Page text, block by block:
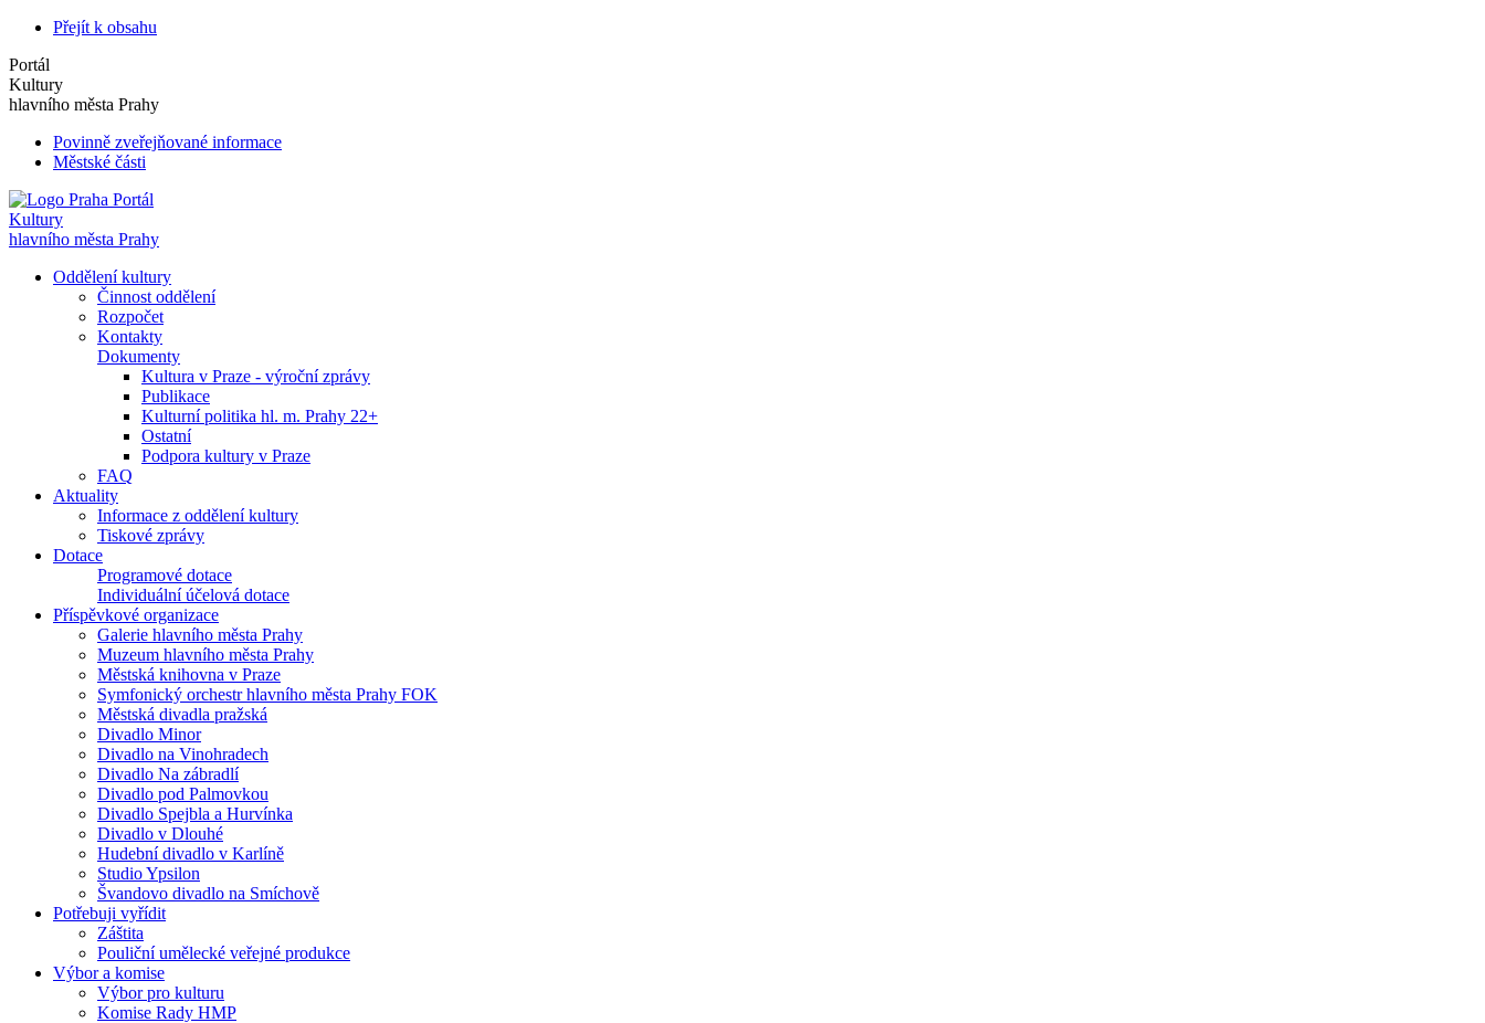
Přejít k obsahu
Portál
Kultury
hlavního města Prahy
Povinně zveřejňované informace
Městské části
Portál
Kultury
hlavního města Prahy
Oddělení kultury
Činnost oddělení
Rozpočet
Kontakty
Dokumenty
Kultura v Praze - výroční zprávy
Publikace
Kulturní politika hl. m. Prahy 22+
Ostatní
Podpora kultury v Praze
FAQ
Aktuality
Informace z oddělení kultury
Tiskové zprávy
Dotace
Programové dotace
Individuální účelová dotace
Příspěvkové organizace
Galerie hlavního města Prahy
Muzeum hlavního města Prahy
Městská knihovna v Praze
Symfonický orchestr hlavního města Prahy FOK
Městská divadla pražská
Divadlo Minor
Divadlo na Vinohradech
Divadlo Na zábradlí
Divadlo pod Palmovkou
Divadlo Spejbla a Hurvínka
Divadlo v Dlouhé
Hudební divadlo v Karlíně
Studio Ypsilon
Švandovo divadlo na Smíchově
Potřebuji vyřídit
Záštita
Pouliční umělecké veřejné produkce
Výbor a komise
Výbor pro kulturu
Komise Rady HMP